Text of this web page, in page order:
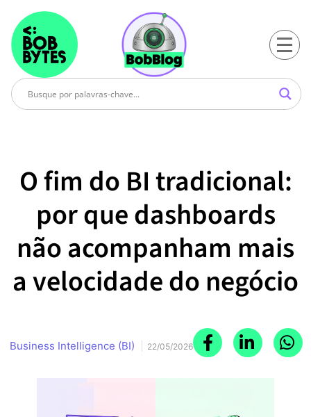
O fim do BI tradicional:
por que dashboards
não acompanham mais
a velocidade do negócio
Business Intelligence (BI) 22/05/2026